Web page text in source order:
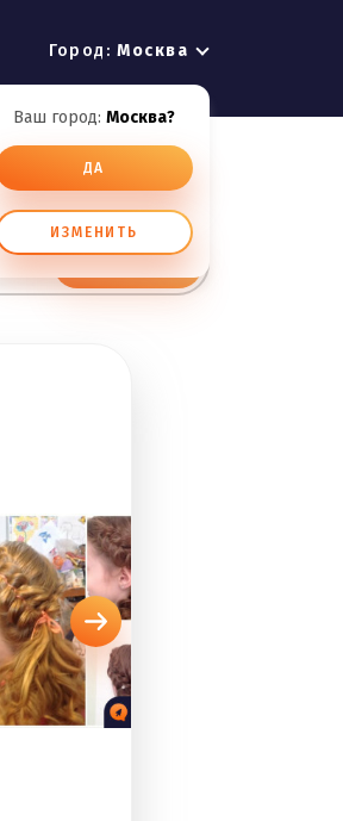
Город:Москва
Ваш город: Москва?
ДА
ИЗМЕНИТЬ